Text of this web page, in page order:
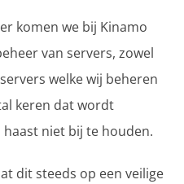
komen we bij Kinamo
van servers, zowel
welke wij beheren
keren dat wordt
niet bij te houden.
dit steeds op een veilige